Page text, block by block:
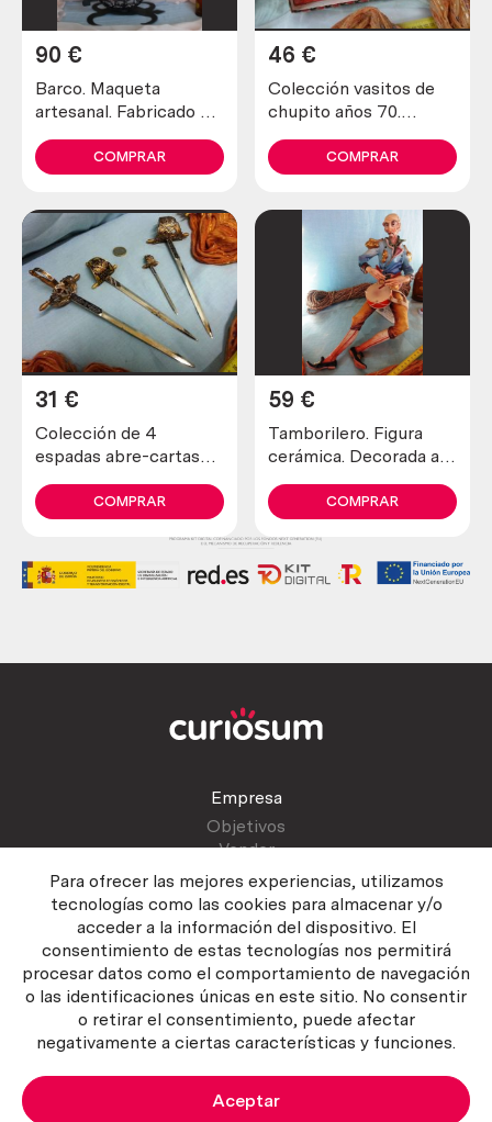
Para ofrecer las mejores experiencias, utilizamos
tecnologías como las cookies para almacenar y/o
acceder a la información del dispositivo. El
consentimiento de estas tecnologías nos permitirá
procesar datos como el comportamiento de navegación
o las identificaciones únicas en este sitio. No consentir
o retirar el consentimiento, puede afectar
negativamente a ciertas características y funciones.
Aceptar
Barco. Maqueta
artesanal. Fabricado en
90 €
COMPRAR
Colección vasitos de
chupito años 70.
46 €
COMPRAR
Colección de 4
espadas abre-cartas
31 €
COMPRAR
Tamborilero. Figura
cerámica. Decorada a
59 €
COMPRAR
Empresa
Objetivos
Vender
Atención al cliente
Contactar
Manual del vendedor